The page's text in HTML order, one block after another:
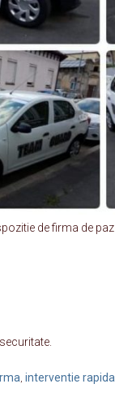
de firma de
, interventie rapida